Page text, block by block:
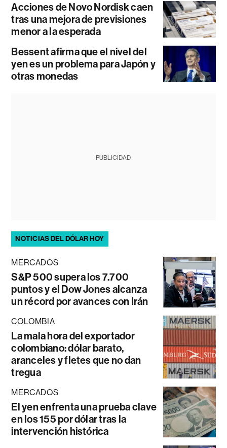
Acciones de Novo Nordisk caen
tras una mejora de previsiones
menor a la esperada
Bessent afirma que el nivel del
yen es un problema para Japón y
otras monedas
PUBLICIDAD
NOTICIAS DEL DÓLAR HOY
MERCADOS
S&P 500 supera los 7.700
puntos y el Dow Jones alcanza
un récord por avances con Irán
COLOMBIA
La mala hora del exportador
colombiano: dólar barato,
aranceles y fletes que no dan
tregua
MERCADOS
El yen enfrenta una prueba clave
en los 155 por dólar tras la
intervención histórica